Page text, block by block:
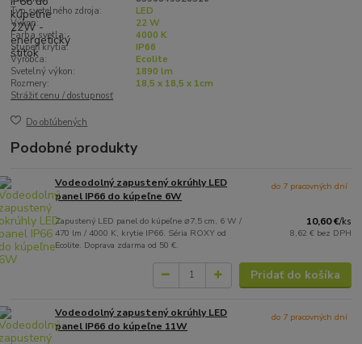
Typ svetelného zdroja:
LED
Výkon:
22 W
Farba svetla:
4000 K
Stupeň krytia:
IP66
Výrobca:
Ecolite
Svetelný výkon:
1890 lm
Rozmery:
18,5 x 18,5 x 1cm
Strážiť cenu / dostupnosť
Do obľúbených
Podobné produkty
Vodeodolný zapustený okrúhly LED
panel IP66 do kúpeľne 6W
Zapustený LED panel do kúpeľne ⌀7,5 cm, 6 W /
470 lm / 4000 K, krytie IP66. Séria ROXY od
Ecolite. Doprava zdarma od 50 €.
10,60 €/ks
8,62 € bez DPH
do 7 pracovných dní
Pridať do košíka
Vodeodolný zapustený okrúhly LED
panel IP66 do kúpeľne 11W
do 7 pracovných dní